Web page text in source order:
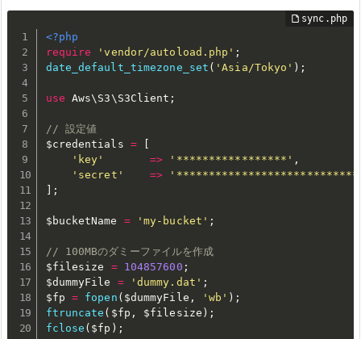
<?php
require
'vendor/autoload.php' ;
date_default_timezone_set ( 'Asia/Tokyo' ) ;
use Aws\ S3\ S3Client ;
// 設定値
$credentials =
'key'
=> '*****************' ,
'secret'
=>
;
$bucketName = 'my-bucket' ;
// 100MBのダミーファイルを作成
$filesize
= 104857600 ;
$dummyFile
= 'dummy.dat' ;
$fp = fopen ( $dummyFile , 'wb' ) ;
ftruncate ( $fp , $filesize ) ;
fclose ( $fp ) ;